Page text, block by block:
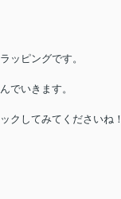
ッピングです。
でいきます。
クしてみてくださいね！